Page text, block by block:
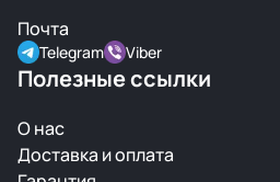
Почта
Telegram Viber
Полезные ссылки
О нас
Доставка и оплата